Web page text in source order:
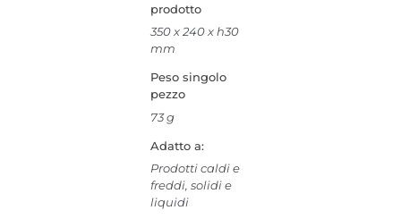
prodotto
350 x 240 x h30
mm
Peso singolo
pezzo
73 g
Adatto a:
Prodotti caldi e
freddi, solidi e
liquidi